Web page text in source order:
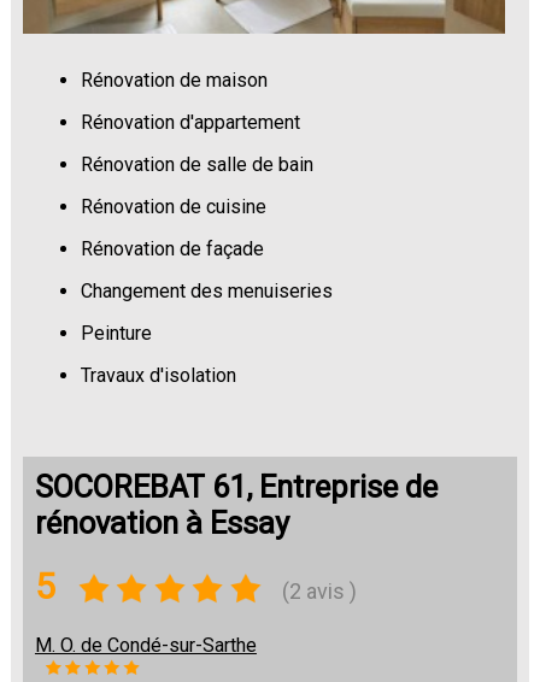
Rénovation de maison
Rénovation d'appartement
Rénovation de salle de bain
Rénovation de cuisine
Rénovation de façade
Changement des menuiseries
Peinture
Travaux d'isolation
SOCOREBAT 61, Entreprise de
rénovation à Essay
5 (2 avis )
M. O. de Condé-sur-Sarthe